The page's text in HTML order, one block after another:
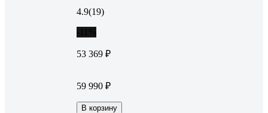
4.9(19)
53 369 ₽
59 990 ₽
В корзину